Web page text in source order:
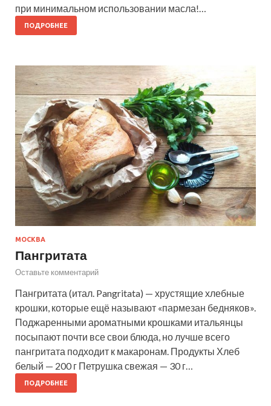
при минимальном использовании масла!…
ПОДРОБНЕЕ
МОСКВА
Пангритата
Оставьте комментарий
Пангритата (итал. Pangritata) — хрустящие хлебные
крошки, которые ещё называют «пармезан бедняков».
Поджаренными ароматными крошками итальянцы
посыпают почти все свои блюда, но лучше всего
пангритата подходит к макаронам. Продукты Хлеб
белый — 200 г Петрушка свежая — 30 г…
ПОДРОБНЕЕ